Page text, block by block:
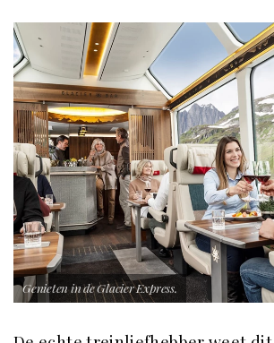
Genieten in de Glacier Express.